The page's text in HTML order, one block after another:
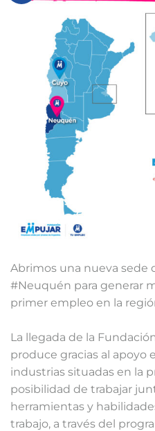
Abrimos una nueva sede
#Neuquén para generar
primer empleo en la
La llegada de la
produce gracias al apoyo
industrias situadas en la
posibilidad de trabajar
herramientas y
trabajo, a través del